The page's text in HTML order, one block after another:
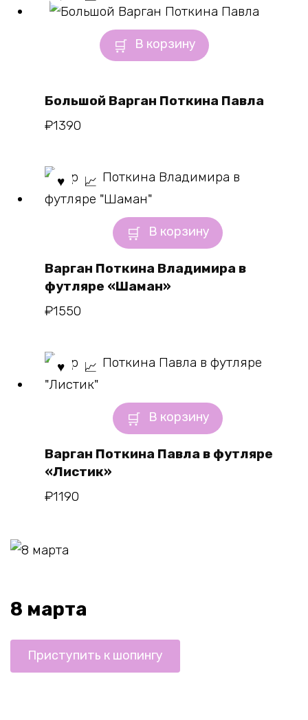
В корзину
Большой Варган Поткина Павла
₽1390
В корзину
Варган Поткина Владимира в
футляре «Шаман»
₽1550
В корзину
Варган Поткина Павла в футляре
«Листик»
₽1190
8 марта
Приступить к шопингу